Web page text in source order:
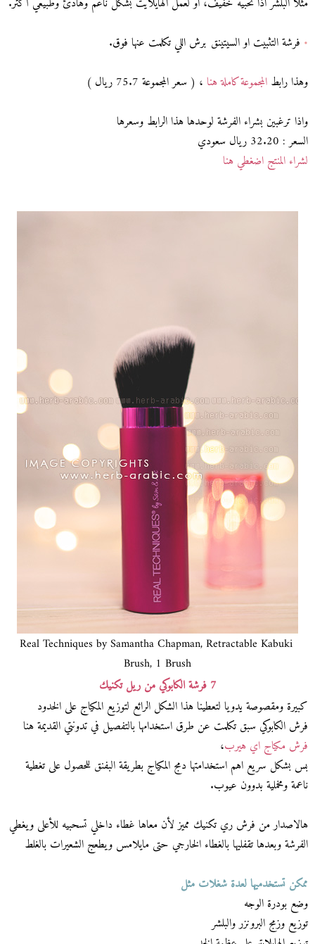
• فرشة التثبيت او السيتينق برش اللي تكلمت عنها فوق.
وهذا رابطالمجموعة كاملة هنا، ( سعر المجموعة 75.7 ريال )
واذا ترغبين بشراء الفرشة لوحدها هذا الرابط وسعرها
السعر : 32.20 ريال سعودي
لشراء المنتج اضغطي هنا
Real Techniques by Samantha Chapman, Retractable Kabuki
Brush, 1 Brush
7 فرشة الكابوكي من ريل تكنيك
كبيرة ومقصوصة يدويا لتعطينا هذا الشكل الرائع لتوزيع المكياج على الخدود
فرش الكابوكي سبق تكلمت عن طرق استخدامها بالتفصيل في تدونتي القديمة هنا
فرش مكياج اي هيرب،
بس بشكل سريع اهم استخدامتها دمج المكياج بطريقة البفنق للحصول على تغطية
ناعمة ومخملية بدوون عيوب.
هالاصدار من فرش ري تكنيك مميز لأن معاها غطاء داخلي تسحبيه للأعلى ويغطي
الفرشة وبعدها تقفليها بالغطاء الخارجي حتى مايلامس ويطعج الشعيرات بالغلط
ممكن تستخدميها لعدة شغلات مثل
وضع بودرة الوجه
توزيع وزمج البرونزر والبلشر